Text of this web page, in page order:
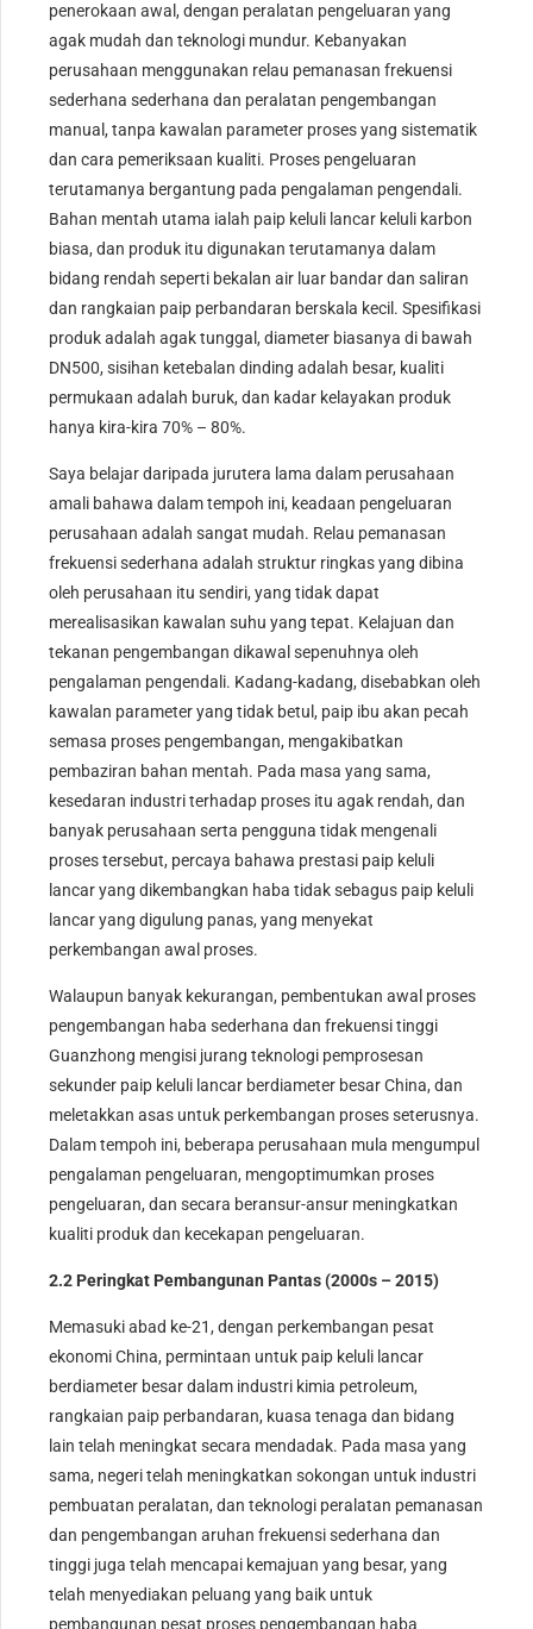
penerokaan awal, dengan peralatan pengeluaran yang
agak mudah dan teknologi mundur. Kebanyakan
perusahaan menggunakan relau pemanasan frekuensi
sederhana sederhana dan peralatan pengembangan
manual, tanpa kawalan parameter proses yang sistematik
dan cara pemeriksaan kualiti. Proses pengeluaran
terutamanya bergantung pada pengalaman pengendali.
Bahan mentah utama ialah paip keluli lancar keluli karbon
biasa, dan produk itu digunakan terutamanya dalam
bidang rendah seperti bekalan air luar bandar dan saliran
dan rangkaian paip perbandaran berskala kecil. Spesifikasi
produk adalah agak tunggal, diameter biasanya di bawah
DN500, sisihan ketebalan dinding adalah besar, kualiti
permukaan adalah buruk, dan kadar kelayakan produk
hanya kira-kira 70% – 80%.
Saya belajar daripada jurutera lama dalam perusahaan
amali bahawa dalam tempoh ini, keadaan pengeluaran
perusahaan adalah sangat mudah. Relau pemanasan
frekuensi sederhana adalah struktur ringkas yang dibina
oleh perusahaan itu sendiri, yang tidak dapat
merealisasikan kawalan suhu yang tepat. Kelajuan dan
tekanan pengembangan dikawal sepenuhnya oleh
pengalaman pengendali. Kadang-kadang, disebabkan oleh
kawalan parameter yang tidak betul, paip ibu akan pecah
semasa proses pengembangan, mengakibatkan
pembaziran bahan mentah. Pada masa yang sama,
kesedaran industri terhadap proses itu agak rendah, dan
banyak perusahaan serta pengguna tidak mengenali
proses tersebut, percaya bahawa prestasi paip keluli
lancar yang dikembangkan haba tidak sebagus paip keluli
lancar yang digulung panas, yang menyekat
perkembangan awal proses.
Walaupun banyak kekurangan, pembentukan awal proses
pengembangan haba sederhana dan frekuensi tinggi
Guanzhong mengisi jurang teknologi pemprosesan
sekunder paip keluli lancar berdiameter besar China, dan
meletakkan asas untuk perkembangan proses seterusnya.
Dalam tempoh ini, beberapa perusahaan mula mengumpul
pengalaman pengeluaran, mengoptimumkan proses
pengeluaran, dan secara beransur-ansur meningkatkan
kualiti produk dan kecekapan pengeluaran.
2.2 Peringkat Pembangunan Pantas (2000s – 2015)
Memasuki abad ke-21, dengan perkembangan pesat
ekonomi China, permintaan untuk paip keluli lancar
berdiameter besar dalam industri kimia petroleum,
rangkaian paip perbandaran, kuasa tenaga dan bidang
lain telah meningkat secara mendadak. Pada masa yang
sama, negeri telah meningkatkan sokongan untuk industri
pembuatan peralatan, dan teknologi peralatan pemanasan
dan pengembangan aruhan frekuensi sederhana dan
tinggi juga telah mencapai kemajuan yang besar, yang
telah menyediakan peluang yang baik untuk
pembangunan pesat proses pengembangan haba